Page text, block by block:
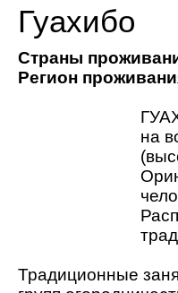
Гуахибо
Страны
Регион
на
Традиционные